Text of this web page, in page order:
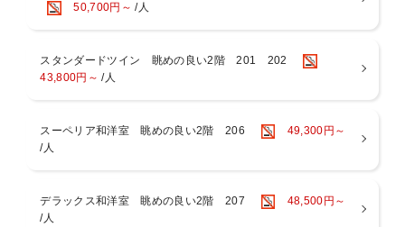
堪能ください。
和食でございます。名物料理の「アワビの餡掛け」をご飯にかけてお
召し上がりください。その他、サラダ・焼き魚・だし巻き卵に小鉢、
【露天風呂付き客室】
らお風呂でゆっくり至福の時を。
50,700円～ /人
スタンダードツイン 眺めの良い2階 201 202
43,800円～ /人
スーペリア和洋室 眺めの良い2階 206
49,300円～
/人
デラックス和洋室 眺めの良い2階 207
48,500円～
/人